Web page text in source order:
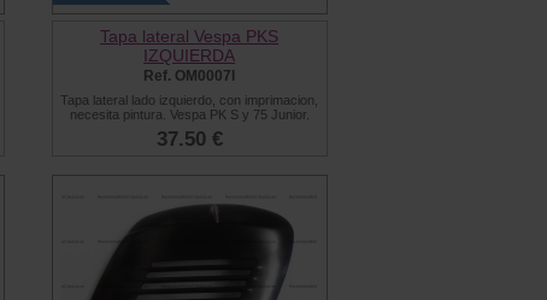
Tapa lateral Vespa PKS
IZQUIERDA
Ref. OM0007I
Tapa lateral lado izquierdo, con imprimacion,
necesita pintura. Vespa PK S y 75 Junior.
37.50 €